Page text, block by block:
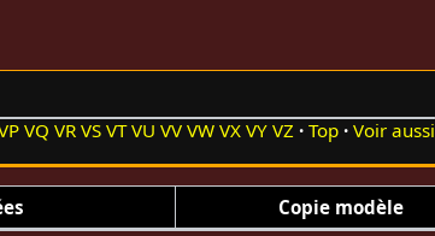
VQ VR VS VT VU VV VW VX VY VZ Top Voir aussi
Copie modèle